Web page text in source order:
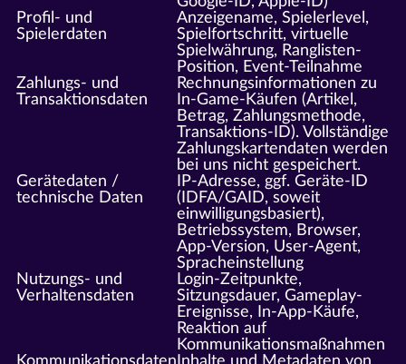
Profil- und
Spielerdaten
Anzeigename, Spielerlevel,
Spielfortschritt, virtuelle
Spielwährung, Ranglisten-
Position, Event-Teilnahme
Zahlungs- und
Transaktionsdaten
Rechnungsinformationen zu
In-Game-Käufen (Artikel,
Betrag, Zahlungsmethode,
Transaktions-ID). Vollständige
Zahlungskartendaten werden
bei uns nicht gespeichert.
Gerätedaten /
technische Daten
IP-Adresse, ggf. Geräte-ID
(IDFA/GAID, soweit
einwilligungsbasiert),
Betriebssystem, Browser,
App-Version, User-Agent,
Spracheinstellung
Nutzungs- und
Verhaltensdaten
Login-Zeitpunkte,
Sitzungsdauer, Gameplay-
Ereignisse, In-App-Käufe,
Reaktion auf
Kommunikationsmaßnahmen